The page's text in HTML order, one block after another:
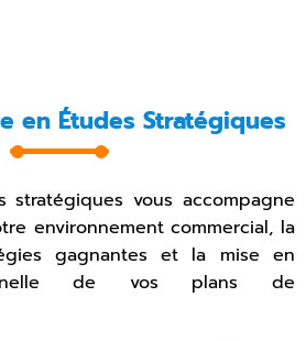
en Études Stratégiques
stratégiques vous accompagne
environnement commercial, la
gagnantes et la mise en
de vos plans de